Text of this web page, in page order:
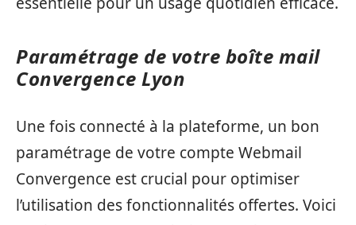
Paramétrage de votre boîte mail
Convergence Lyon
Une fois connecté à la plateforme, un bon
paramétrage de votre compte Webmail
Convergence est crucial pour optimiser
l’utilisation des fonctionnalités offertes. Voici